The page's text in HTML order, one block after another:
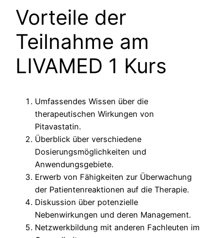
Vorteile der
Teilnahme am
LIVAMED 1 Kurs
Umfassendes Wissen über die
therapeutischen Wirkungen von
Pitavastatin.
Überblick über verschiedene
Dosierungsmöglichkeiten und
Anwendungsgebiete.
Erwerb von Fähigkeiten zur Überwachung
der Patientenreaktionen auf die Therapie.
Diskussion über potenzielle
Nebenwirkungen und deren Management.
Netzwerkbildung mit anderen Fachleuten im